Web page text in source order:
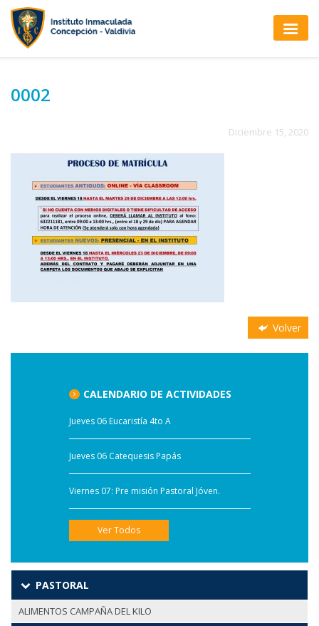
0002
Diciembre 15, 2020
Volver
CALENDARIO DE ACTIVIDADES
Jueves 06 Eucaristía 4to A
Jueves 06 Catequesis Papás
Viernes 07: Pre misión Pastoral Jóven.
Ver Todos
PASTORAL
ALIMENTOS CAMPAÑA DEL KILO